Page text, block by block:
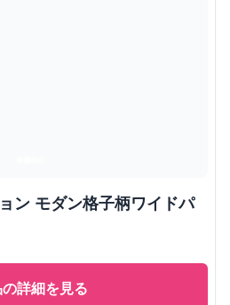
ン モダン格子柄ワイドパ
詳細を見る